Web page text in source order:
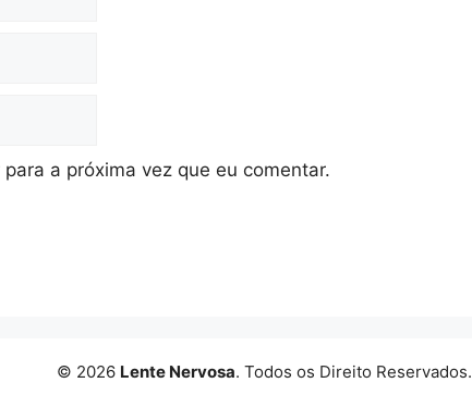
a próxima vez que eu comentar.
© 2026 Lente Nervosa. Todos os Direito Reservados.